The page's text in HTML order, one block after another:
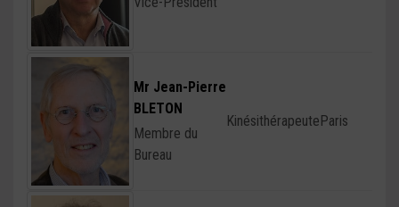
Mr Jean-Pierre
BLETON
Membre du
Bureau
KinésithérapeuteParis